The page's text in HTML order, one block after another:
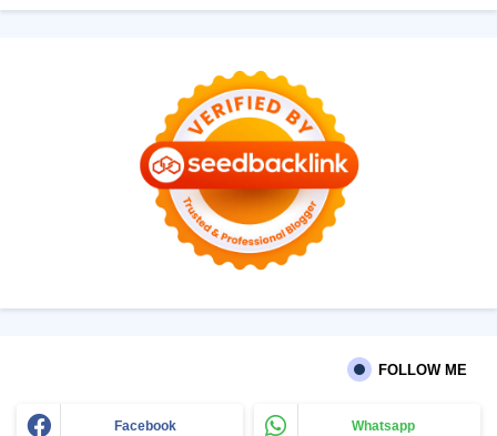
FOLLOW ME
Facebook Whatsapp